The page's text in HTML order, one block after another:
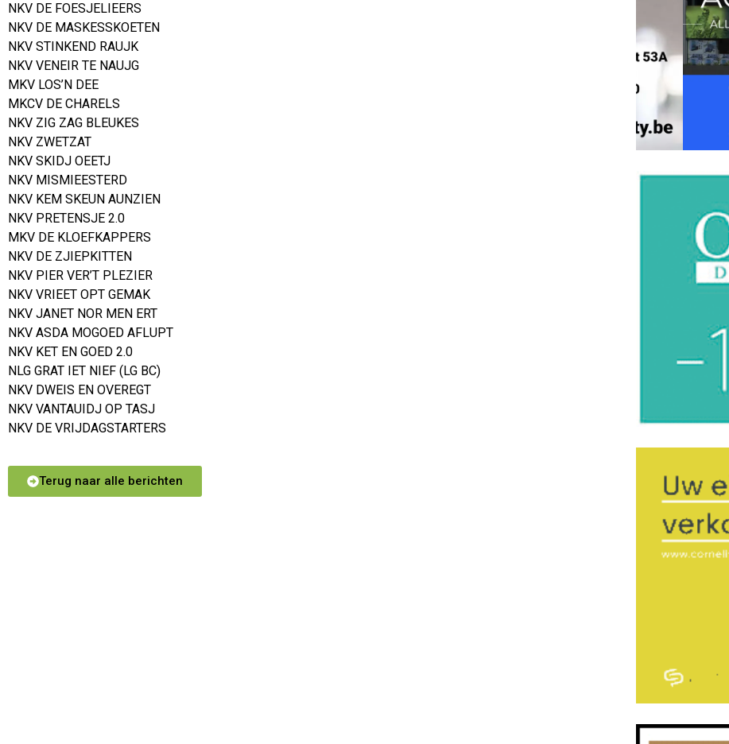
NKV DE FOESJELIEERS
NKV DE MASKESSKOETEN
NKV STINKEND RAUJK
NKV VENEIR TE NAUJG
MKV LOS’N DEE
MKCV DE CHARELS
NKV ZIG ZAG BLEUKES
NKV ZWETZAT
NKV SKIDJ OEETJ
NKV MISMIEESTERD
NKV KEM SKEUN AUNZIEN
NKV PRETENSJE 2.0
MKV DE KLOEFKAPPERS
NKV DE ZJIEPKITTEN
NKV PIER VER’T PLEZIER
NKV VRIEET OPT GEMAK
NKV JANET NOR MEN ERT
NKV ASDA MOGOED AFLUPT
NKV KET EN GOED 2.0
NLG GRAT IET NIEF (LG BC)
NKV DWEIS EN OVEREGT
NKV VANTAUIDJ OP TASJ
NKV DE VRIJDAGSTARTERS
Terug naar alle berichten